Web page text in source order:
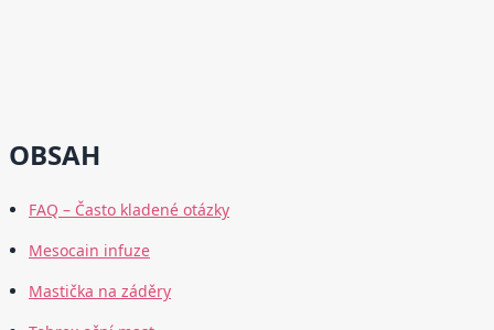
OBSAH
FAQ – Často kladené otázky
Mesocain infuze
Mastička na záděry